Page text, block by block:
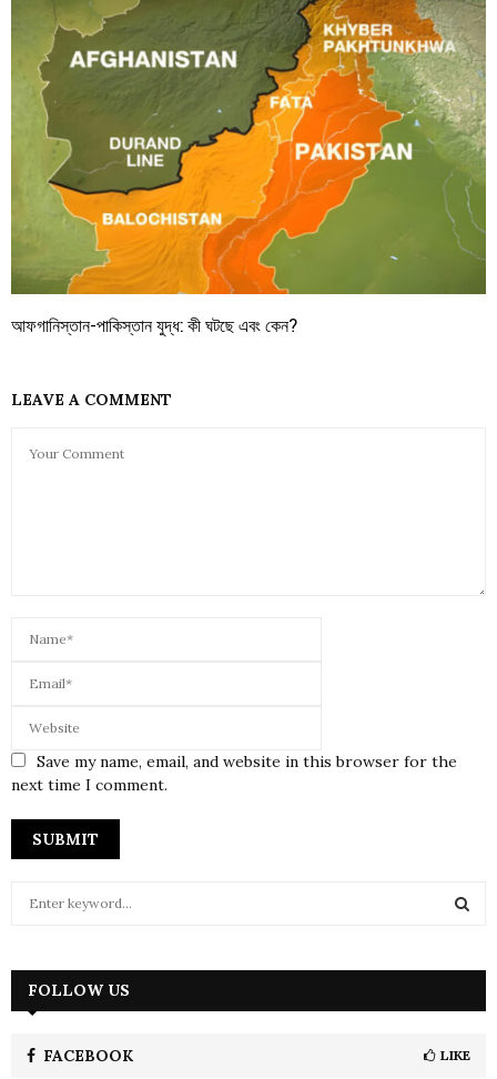
আফগানিস্তান-পাকিস্তান যুদ্ধ: কী ঘটছে এবং কেন?
LEAVE A COMMENT
Save my name, email, and website in this browser for the
next time I comment.
h
FOLLOW US
FACEBOOK LIKE